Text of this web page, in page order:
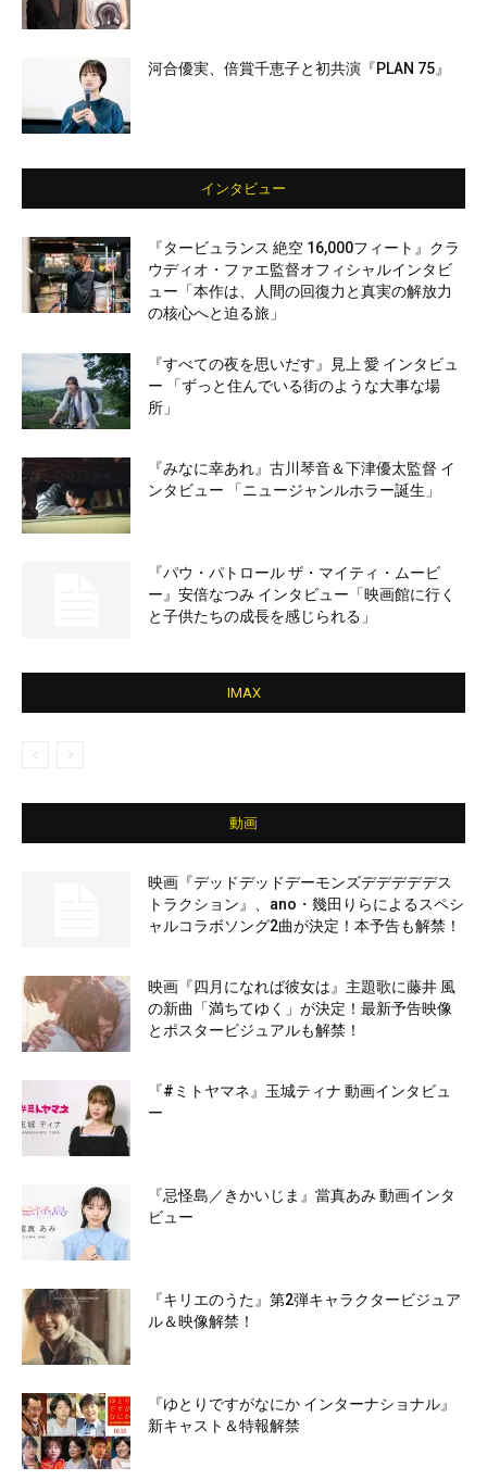
河合優実、倍賞千恵子と初共演『PLAN 75』
インタビュー
『タービュランス 絶空 16,000フィート』クラ
ウディオ・ファエ監督オフィシャルインタビ
ュー「本作は、人間の回復力と真実の解放力
の核心へと迫る旅」
『すべての夜を思いだす』見上 愛 インタビュ
ー 「ずっと住んでいる街のような大事な場
所」
『みなに幸あれ』古川琴音＆下津優太監督 イ
ンタビュー 「ニュージャンルホラー誕生」
『パウ・パトロール ザ・マイティ・ムービ
ー』安倍なつみ インタビュー「映画館に行く
と子供たちの成長を感じられる」
IMAX
動画
映画『デッドデッドデーモンズデデデデデス
トラクション』、ano・幾田りらによるスペシ
ャルコラボソング2曲が決定！本予告も解禁！
映画『四月になれば彼女は』主題歌に藤井 風
の新曲「満ちてゆく」が決定！最新予告映像
とポスタービジュアルも解禁！
『#ミトヤマネ』玉城ティナ 動画インタビュ
ー
『忌怪島／きかいじま』當真あみ 動画インタ
ビュー
『キリエのうた』第2弾キャラクタービジュア
ル＆映像解禁！
『ゆとりですがなにか インターナショナル』
新キャスト＆特報解禁